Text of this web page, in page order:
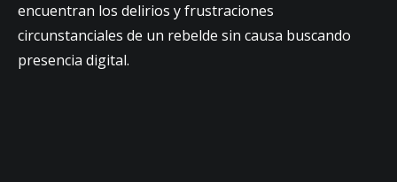
encuentran los delirios y frustraciones
circunstanciales de un rebelde sin causa buscando
presencia digital.